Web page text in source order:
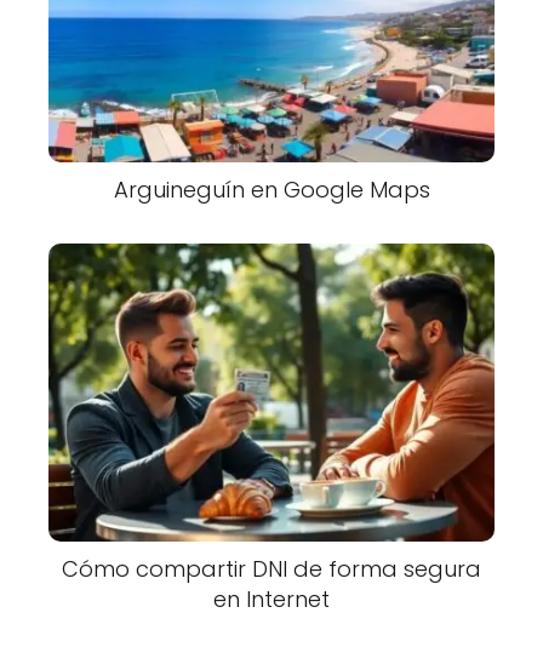
Arguineguín en Google Maps
Cómo compartir DNI de forma segura
en Internet